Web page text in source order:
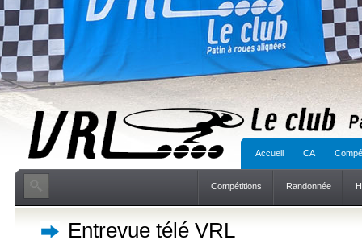
Accueil CA
Compétitions Randonnée
Entrevue télé VRL